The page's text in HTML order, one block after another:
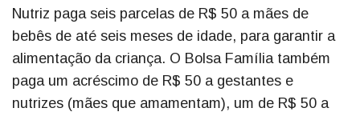
Nutriz paga seis parcelas de R$ 50 a mães de
bebês de até seis meses de idade, para garantir a
alimentação da criança. O Bolsa Família também
paga um acréscimo de R$ 50 a gestantes e
nutrizes (mães que amamentam), um de R$ 50 a